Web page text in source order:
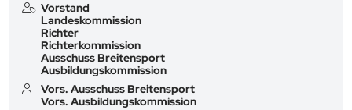
Vorstand
Landeskommission
Richter
Richterkommission
Ausschuss Breitensport
Ausbildungskommission
Vors. Ausschuss Breitensport
Vors. Ausbildungskommission